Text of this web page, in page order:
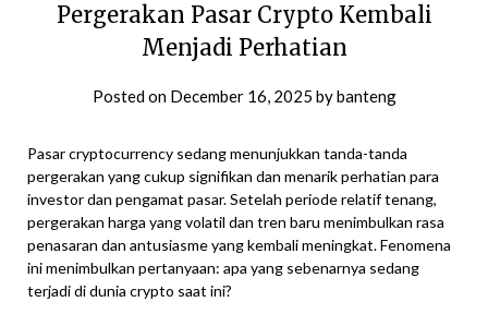
Pergerakan Pasar Crypto Kembali
Menjadi Perhatian
Posted on December 16, 2025 bybanteng
Pasar cryptocurrency sedang menunjukkan tanda-tanda
pergerakan yang cukup signifikan dan menarik perhatian para
investor dan pengamat pasar. Setelah periode relatif tenang,
pergerakan harga yang volatil dan tren baru menimbulkan rasa
penasaran dan antusiasme yang kembali meningkat. Fenomena
ini menimbulkan pertanyaan: apa yang sebenarnya sedang
terjadi di dunia crypto saat ini?